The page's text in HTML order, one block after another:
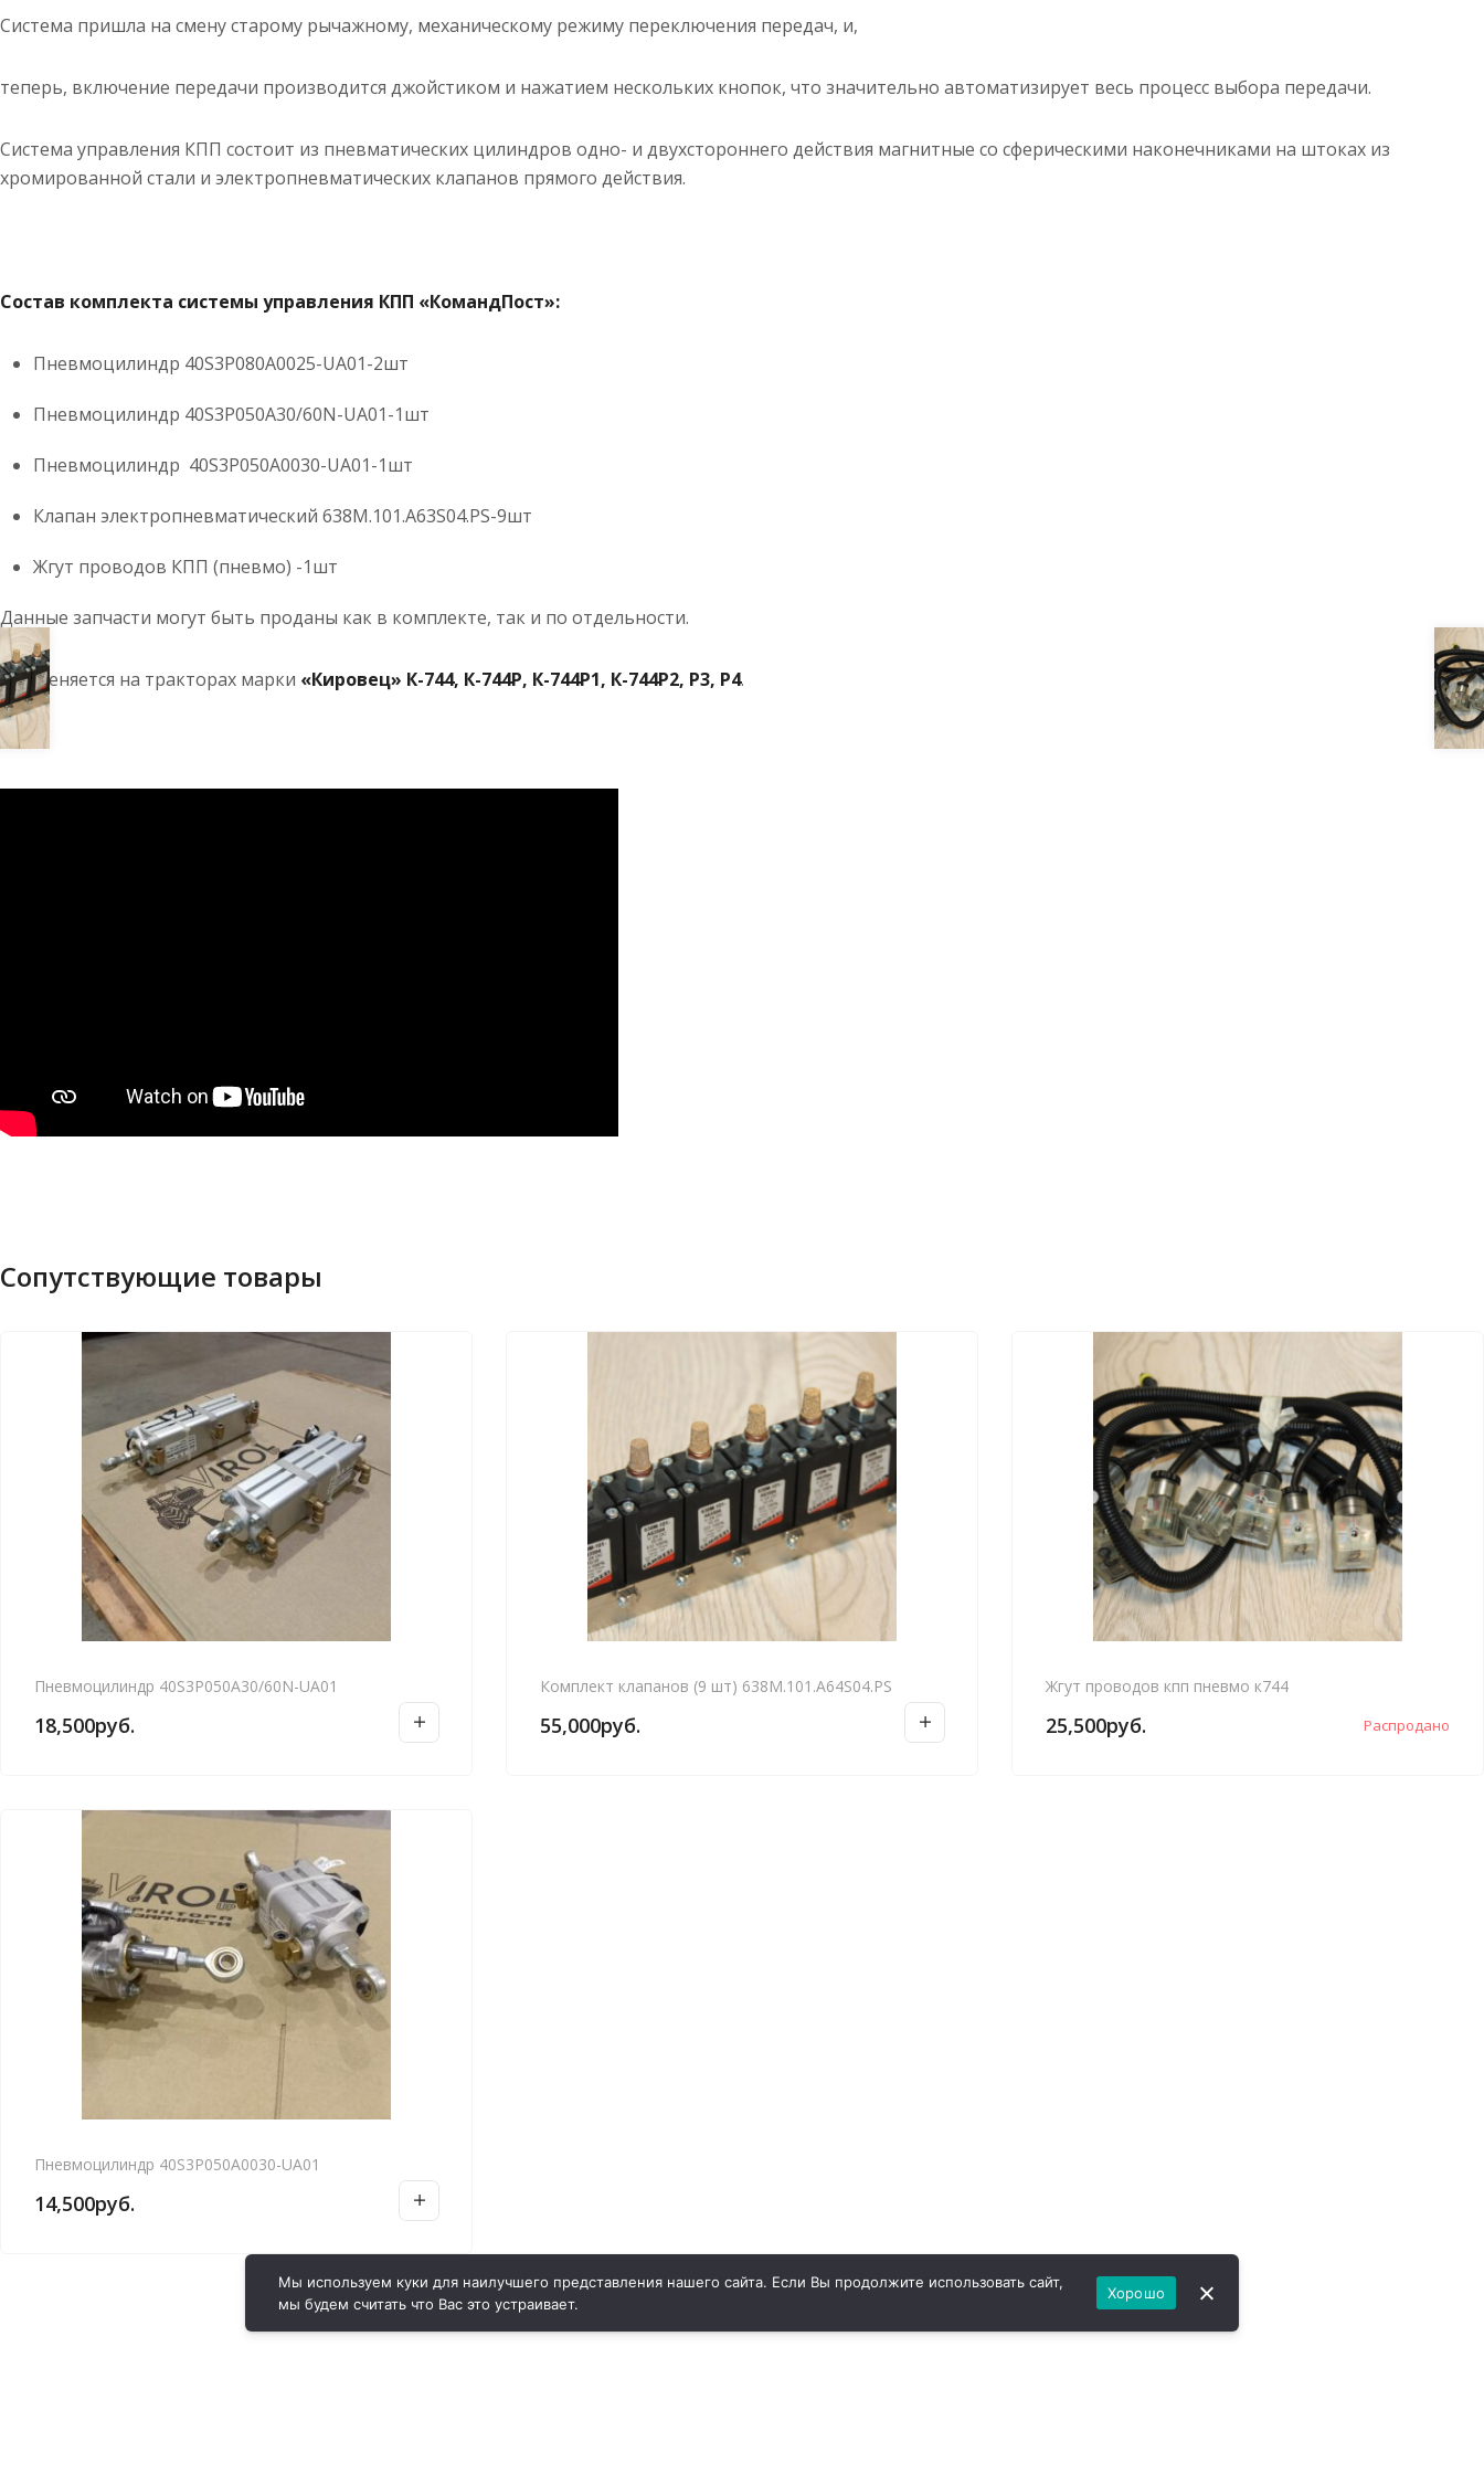
Система пришла на смену старому рычажному, механическому режиму переключения передач, и,
теперь, включение передачи производится джойстиком и нажатием нескольких кнопок, что значительно автоматизирует весь процесс выбора передачи.
Система управления КПП состоит из пневматических цилиндров одно- и двухстороннего действия магнитные со сферическими наконечниками на штоках из
хромированной стали и электропневматических клапанов прямого действия.
Состав комплекта системы управления КПП «КомандПост»:
Пневмоцилиндр 40S3P080A0025-UA01-2шт
Пневмоцилиндр 40S3P050A30/60N-UA01-1шт
Пневмоцилиндр 40S3P050A0030-UA01-1шт
Клапан электропневматический 638M.101.A63S04.PS-9шт
Жгут проводов КПП (пневмо) -1шт
Данные запчасти могут быть проданы как в комплекте, так и по отдельности.
Применяется на тракторах марки «Кировец» К-744, К-744Р, К-744Р1, К-744Р2, Р3, Р4.
Сопутствующие товары
Пневмоцилиндр 40S3P050A30/60N-UA01
18,500руб.
Комплект клапанов (9 шт) 638М.101.А64S04.PS
55,000руб.
Жгут проводов кпп пневмо к744
25,500руб. Распродано
Пневмоцилиндр 40S3P050A0030-UA01
14,500руб.
Мы используем куки для наилучшего представления нашего сайта. Если Вы продолжите использовать сайт,
мы будем считать что Вас это устраивает.
Хорошо